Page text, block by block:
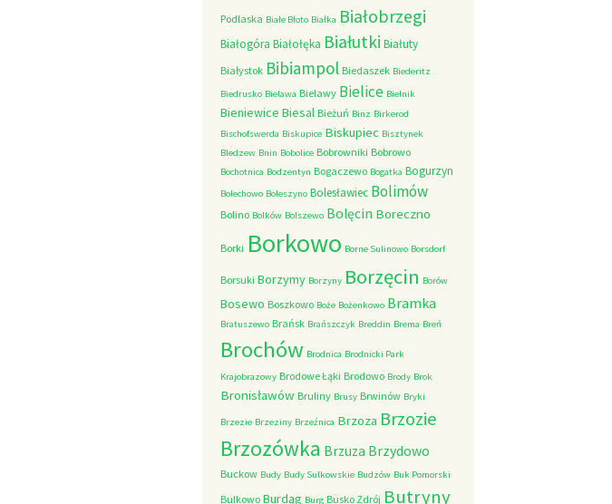
Podlaska Białe Błoto Białka Białobrzegi
Białogóra Białołęka Białutki Białuty
Białystok Bibiampol Biedaszek Biederitz
Biedrusko Bielawa Bielawy Bielice Bielnik
Bieniewice Biesal Bieżuń Binz Birkerod
Bischofswerda Biskupice Biskupiec Bisztynek
Bledzew Bnin Bobolice Bobrowniki Bobrowo
Bochotnica Bodzentyn Bogaczewo Bogatka Bogurzyn
Bolechowo Boleszyno Bolesławiec Bolimów
Bolino Bolków Bolszewo Bolęcin Boreczno
Borki Borkowo Borne Sulinowo Borsdorf
Borsuki Borzymy Borzyny Borzęcin Borów
Bosewo Boszkowo Boże Bożenkowo Bramka
Bratuszewo Brańsk Brańszczyk Breddin Brema Breń
Brochów Brodnica Brodnicki Park
Krajobrazowy Brodowe Łąki Brodowo Brody Brok
Bronisławów Bruliny Brusy Brwinów Bryki
Brzezie Brzeziny Brzeźnica Brzoza Brzozie
Brzozówka Brzuza Brzydowo
Buckow Budy Budy Sulkowskie Budzów Buk Pomorski
Bulkowo Burdąg Burg Busko Zdrój Butryny